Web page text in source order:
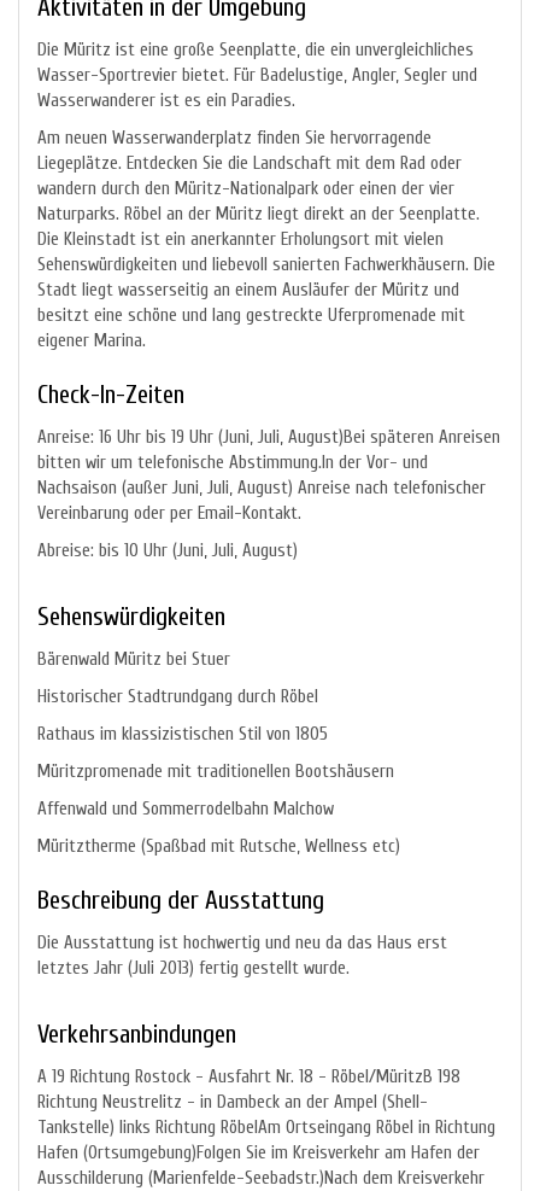
Aktivitäten in der Umgebung
Die Müritz ist eine große Seenplatte, die ein unvergleichliches
Wasser-Sportrevier bietet. Für Badelustige, Angler, Segler und
Wasserwanderer ist es ein Paradies.
Am neuen Wasserwanderplatz finden Sie hervorragende
Liegeplätze. Entdecken Sie die Landschaft mit dem Rad oder
wandern durch den Müritz-Nationalpark oder einen der vier
Naturparks. Röbel an der Müritz liegt direkt an der Seenplatte.
Die Kleinstadt ist ein anerkannter Erholungsort mit vielen
Sehenswürdigkeiten und liebevoll sanierten Fachwerkhäusern. Die
Stadt liegt wasserseitig an einem Ausläufer der Müritz und
besitzt eine schöne und lang gestreckte Uferpromenade mit
eigener Marina.
Check-In-Zeiten
Anreise: 16 Uhr bis 19 Uhr (Juni, Juli, August)Bei späteren Anreisen
bitten wir um telefonische Abstimmung.In der Vor- und
Nachsaison (außer Juni, Juli, August) Anreise nach telefonischer
Vereinbarung oder per Email-Kontakt.
Abreise: bis 10 Uhr (Juni, Juli, August)
Sehenswürdigkeiten
Bärenwald Müritz bei Stuer
Historischer Stadtrundgang durch Röbel
Rathaus im klassizistischen Stil von 1805
Müritzpromenade mit traditionellen Bootshäusern
Affenwald und Sommerrodelbahn Malchow
Müritztherme (Spaßbad mit Rutsche, Wellness etc)
Beschreibung der Ausstattung
Die Ausstattung ist hochwertig und neu da das Haus erst
letztes Jahr (Juli 2013) fertig gestellt wurde.
Verkehrsanbindungen
A 19 Richtung Rostock - Ausfahrt Nr. 18 - Röbel/MüritzB 198
Richtung Neustrelitz - in Dambeck an der Ampel (Shell-
Tankstelle) links Richtung RöbelAm Ortseingang Röbel in Richtung
Hafen (Ortsumgebung)Folgen Sie im Kreisverkehr am Hafen der
Ausschilderung (Marienfelde-Seebadstr.)Nach dem Kreisverkehr